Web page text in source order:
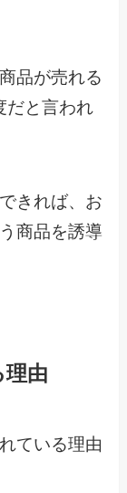
品が売れる
だと言われ
きれば、お
商品を誘導
理由
ている理由